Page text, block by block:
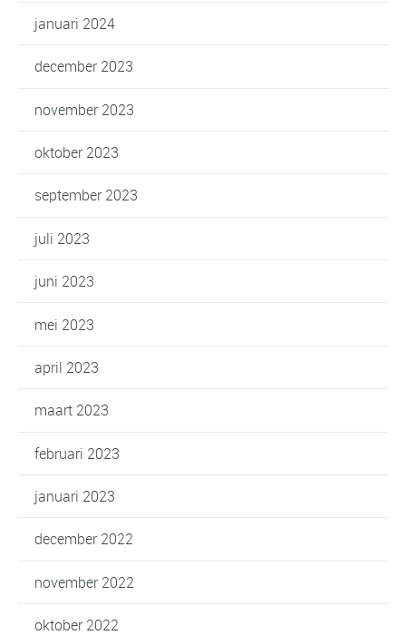
januari 2024
december 2023
november 2023
oktober 2023
september 2023
juli 2023
juni 2023
mei 2023
april 2023
maart 2023
februari 2023
januari 2023
december 2022
november 2022
oktober 2022